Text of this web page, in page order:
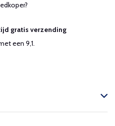
gratis verzending
een 9,1.